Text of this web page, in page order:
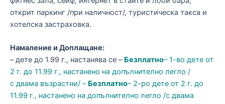
открит паркинг /при наличност/, туристическа такса и
хотелска застраховка.
Намаление и Доплащане:
– дете до 1.99 г., настанява се – Безплатно– 1-во дете от
2 г. до 11.99 г., настанено на допълнително легло /
с двама възрастни/ – Безплатно– 2-ро дете от 2 г. до
11.99 г., настанено на допълнително легло /с двама